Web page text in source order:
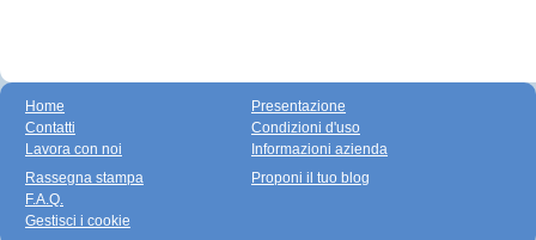
Home
Contatti
Lavora con noi
Presentazione
Condizioni d'uso
Informazioni azienda
Rassegna stampa
F.A.Q.
Gestisci i cookie
Proponi il tuo blog